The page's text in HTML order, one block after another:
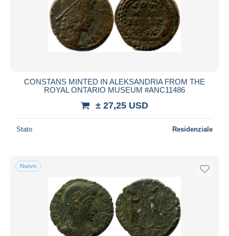
CONSTANS MINTED IN ALEKSANDRIA FROM THE
ROYAL ONTARIO MUSEUM #ANC11486
± 27,25 USD
Stato Residenziale
Nuovo